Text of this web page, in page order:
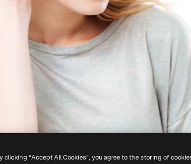
clicking “Accept All Cookies”, you agree to the storing of